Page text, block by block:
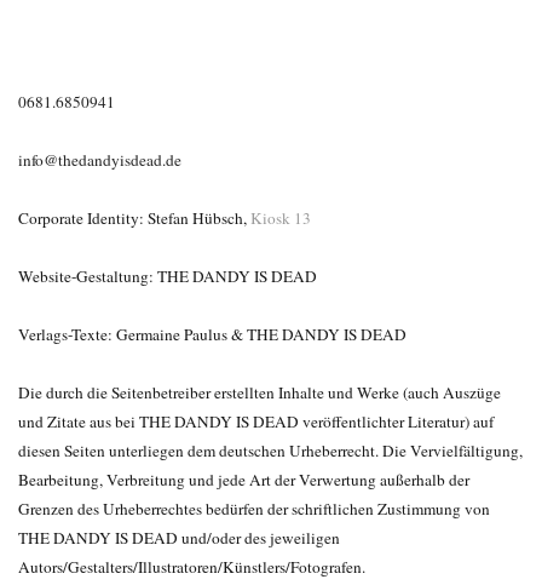
0681.6850941
info@thedandyisdead.de
Corporate Identity: Stefan Hübsch, Kiosk 13
Website-Gestaltung: THE DANDY IS DEAD
Verlags-Texte: Germaine Paulus & THE DANDY IS DEAD
Die durch die Seitenbetreiber erstellten Inhalte und Werke (auch Auszüge
und Zitate aus bei THE DANDY IS DEAD veröffentlichter Literatur) auf
diesen Seiten unterliegen dem deutschen Urheberrecht. Die Vervielfältigung,
Bearbeitung, Verbreitung und jede Art der Verwertung außerhalb der
Grenzen des Urheberrechtes bedürfen der schriftlichen Zustimmung von
THE DANDY IS DEAD und/oder des jeweiligen
Autors/Gestalters/Illustratoren/Künstlers/Fotografen.